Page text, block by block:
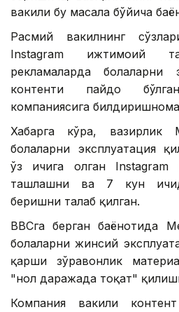
вакили бу масала бўйича
Расмий вакилнинг
Instagram ижтимоий
рекламаларда болаларни
контенти пайдо
компаниясига
Хабарга кўра, вазирлик
болаларни эксплуатация
ўз ичига олган Instagram
ташлашни ва 7 кун
беришни талаб қилган.
BBCга берган баёнотида
болаларни жинсий
қарши зўравонлик
"нол даражада тоқат"
Компания вакили